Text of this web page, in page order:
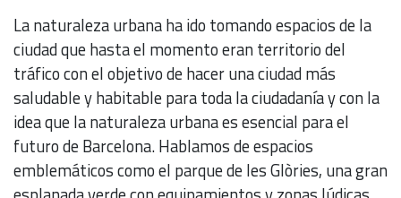
La naturaleza urbana ha ido tomando espacios de la
ciudad que hasta el momento eran territorio del
tráfico con el objetivo de hacer una ciudad más
saludable y habitable para toda la ciudadanía y con la
idea que la naturaleza urbana es esencial para el
futuro de Barcelona. Hablamos de espacios
emblemáticos como el parque de les Glòries, una gran